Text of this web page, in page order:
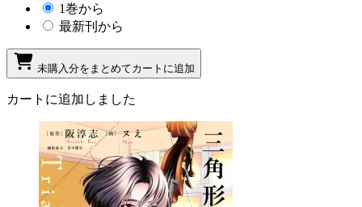
1巻から
最新刊から
未購入分をまとめてカートに追加
カートに追加しました